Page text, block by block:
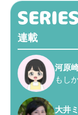
連載
河原
もし
大井